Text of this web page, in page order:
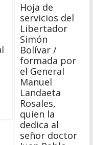
Hoja de
servicios del
Libertador
Simón
Bolívar /
formada por
el General
Manuel
Landaeta
Rosales,
quien la
dedica al
señor doctor